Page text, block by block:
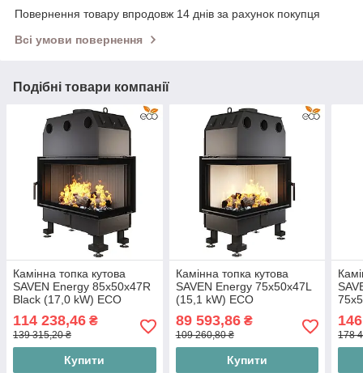
Повернення товару впродовж 14 днів за рахунок покупця
Всі умови повернення
Подібні товари компанії
Камінна топка кутова
SAVEN Energy 85х50х47R
Black (17,0 kW) ECO
114 238,46 ₴
139 315,20 ₴
Купити
Камінна топка кутова
SAVEN Energy 75х50х47L
(15,1 kW) ECO
89 593,86₴
109 260,80 ₴
Купити
Eко
178